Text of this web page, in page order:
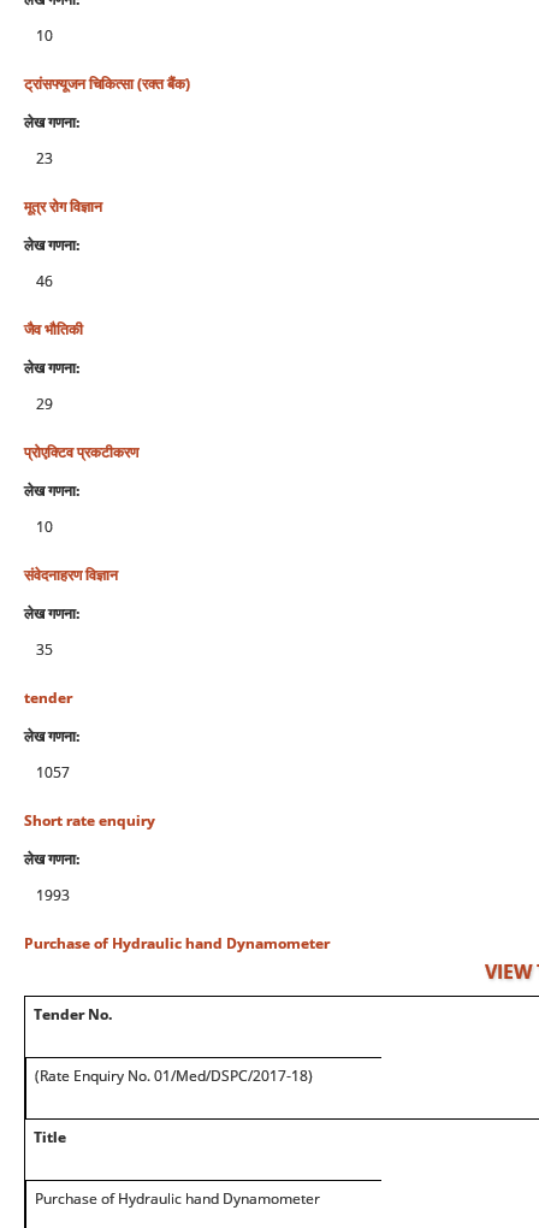
10
ट्रांसफ्यूजन चिकित्‍सा (रक्‍त बैंक)
लेख गणना:
23
मूत्र रोग विज्ञान
लेख गणना:
46
जैव भौतिकी
लेख गणना:
29
प्रोएक्टिव प्रकटीकरण
लेख गणना:
10
संवेदनाहरण विज्ञान
लेख गणना:
35
tender
लेख गणना:
1057
Short rate enquiry
लेख गणना:
1993
Purchase of Hydraulic hand Dynamometer
VIEW
Tender No.
(Rate Enquiry No. 01/Med/DSPC/2017-18)
Title
Purchase of Hydraulic hand Dynamometer